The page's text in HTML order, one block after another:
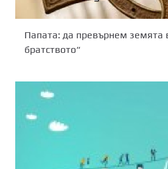
Папата: да превърнем земята
братството“